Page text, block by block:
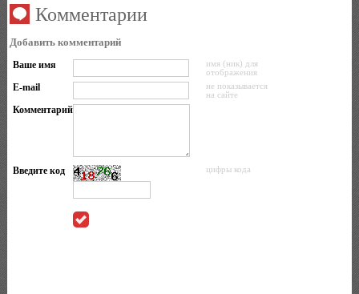
Комментарии
Добавить комментарий
Ваше имя
имя (ник) для
отображения
E-mail
не показывается
на сайте
Комментарий
Введите код цифры кода